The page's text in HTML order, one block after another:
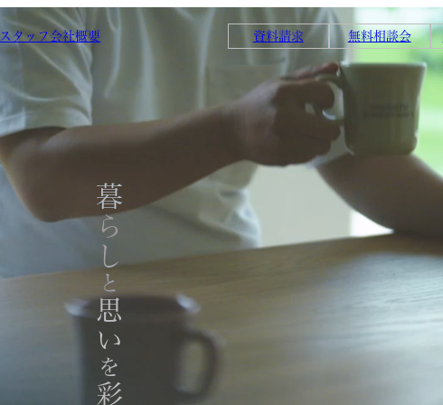
スタッフ会社概要 資料請求 無料相談会
暮らし
と
思い
を